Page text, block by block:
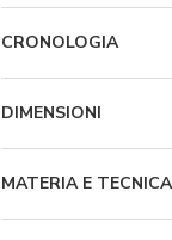
CRONOLOGIA
DIMENSIONI
MATERIA E TECNICA